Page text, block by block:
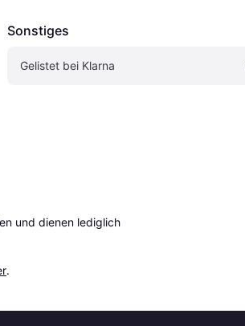
Sonstiges
Gelistet bei Klarna
und dienen lediglich
.